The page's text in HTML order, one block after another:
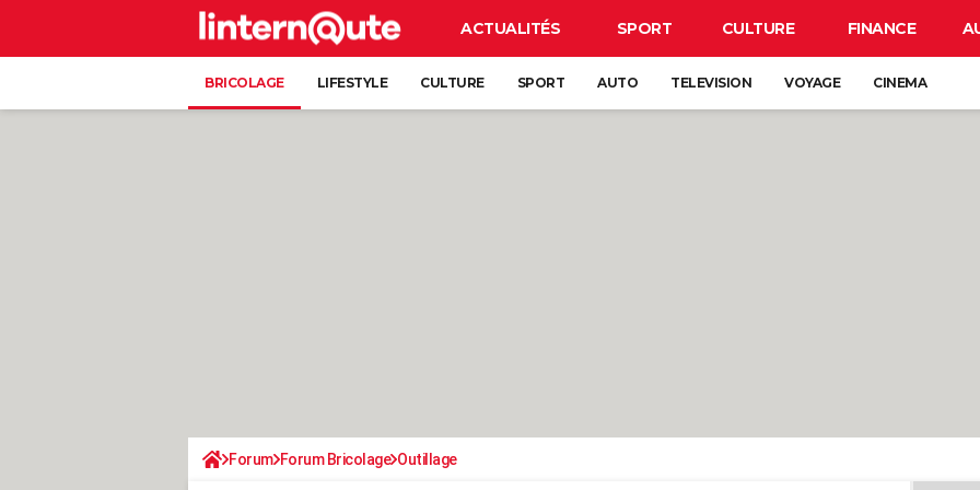
ACTUALITÉS SPORT CULTURE FINANCE
BRICOLAGE LIFESTYLE CULTURE SPORT AUTO TELEVISION VOYAGE CINEMA
Forum Forum Bricolage Outillage